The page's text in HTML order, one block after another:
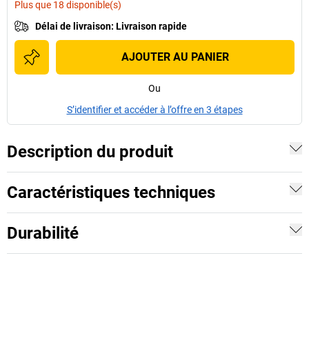
Plus que 18 disponible(s)
Délai de livraison: Livraison rapide
AJOUTER AU PANIER
Ou
S’identifier et accéder à l’offre en 3 étapes
Description du produit
Caractéristiques techniques
Durabilité